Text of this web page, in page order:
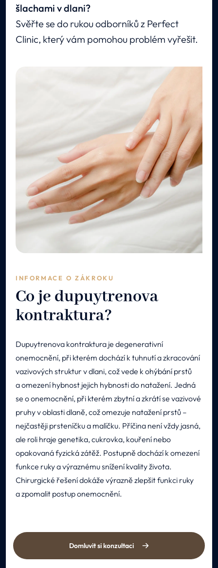
šlachami v dlani?
Svěřte se do rukou odborníků z Perfect
Clinic, který vám pomohou problém vyřešit.
INFORMACE O ZÁKROKU
Co je dupuytrenova
kontraktura?
Dupuytrenova kontraktura je degenerativní
onemocnění, při kterém dochází k tuhnutí a zkracování
vazivových struktur v dlani, což vede k ohýbání prstů
a omezení hybnost jejich hybnosti do natažení. Jedná
se o onemocnění, při kterém zbytní a zkrátí se vazivové
pruhy v oblasti dlaně, což omezuje natažení prstů –
nejčastěji prsteníčku a malíčku. Příčina není vždy jasná,
ale roli hraje genetika, cukrovka, kouření nebo
opakovaná fyzická zátěž. Postupně dochází k omezení
funkce ruky a výraznému snížení kvality života.
Chirurgické řešení dokáže výrazně zlepšit funkci ruky
a zpomalit postup onemocnění.
Domluvit si konzultaci